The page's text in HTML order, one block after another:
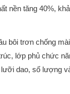
nền tăng 40%,
bôi trơn chống
lớp phủ chức
dao, số lượng